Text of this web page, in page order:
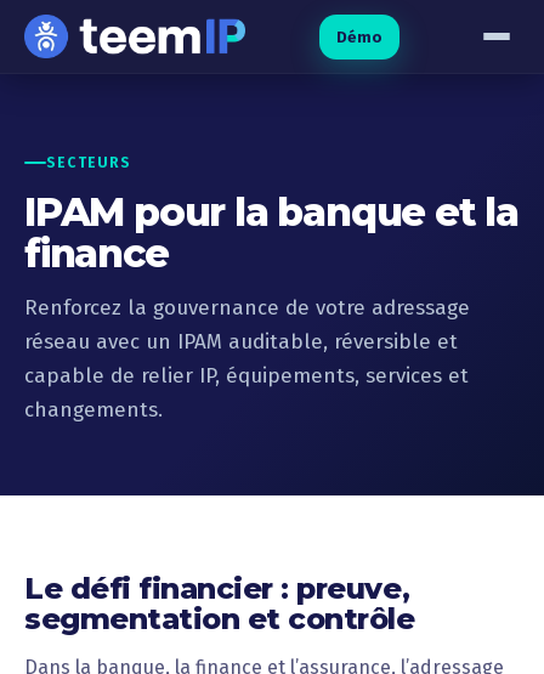
Aller au contenu
Démo
SECTEURS
IPAM pour la banque et la
finance
Renforcez la gouvernance de votre adressage
réseau avec un IPAM auditable, réversible et
capable de relier IP, équipements, services et
changements.
Le défi financier : preuve,
segmentation et contrôle
Dans la banque, la finance et l’assurance, l’adressage